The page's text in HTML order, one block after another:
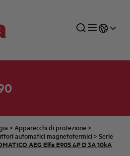
> Apparecchi di protezione >
automatici magnetotermici > Serie
AEG Elfa E90S 4P D 3A 10kA